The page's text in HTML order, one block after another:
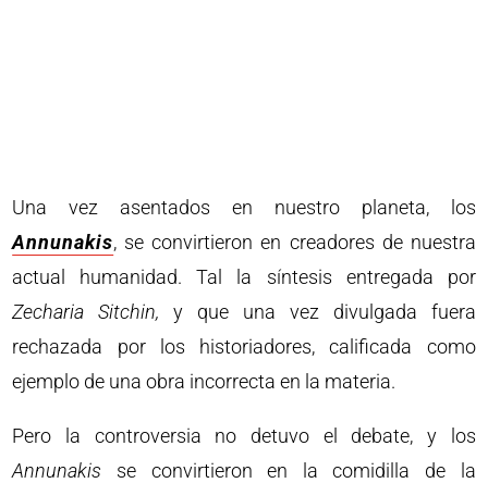
Una vez asentados en nuestro planeta, los
Annunakis, se convirtieron en creadores de nuestra
actual humanidad. Tal la síntesis entregada por
Zecharia Sitchin, y que una vez divulgada fuera
rechazada por los historiadores, calificada como
ejemplo de una obra incorrecta en la materia.
Pero la controversia no detuvo el debate, y los
Annunakis se convirtieron en la comidilla de la